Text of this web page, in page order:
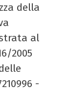
della
al
2005
-